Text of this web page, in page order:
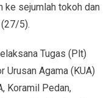
ke sejumlah tokoh dan
5).
Tugas (Plt)
Urusan Agama (KUA)
Koramil Pedan,